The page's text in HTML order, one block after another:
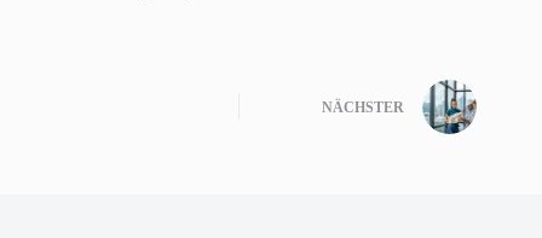
NÄCHSTER